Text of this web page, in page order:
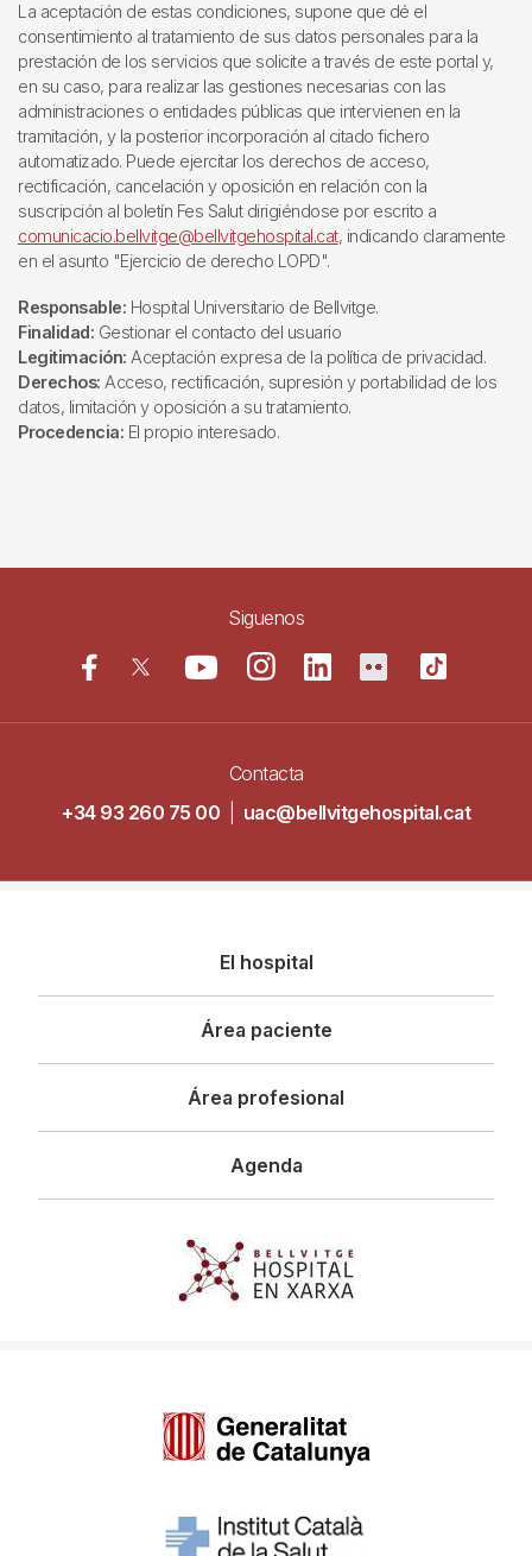
La aceptación de estas condiciones, supone que dé el
consentimiento al tratamiento de sus datos personales para la
prestación de los servicios que solicite a través de este portal y,
en su caso, para realizar las gestiones necesarias con las
administraciones o entidades públicas que intervienen en la
tramitación, y la posterior incorporación al citado fichero
automatizado. Puede ejercitar los derechos de acceso,
rectificación, cancelación y oposición en relación con la
suscripción al boletín Fes Salut dirigiéndose por escrito a
comunicacio.bellvitge@bellvitgehospital.cat, indicando claramente
en el asunto "Ejercicio de derecho LOPD".
Responsable: Hospital Universitario de Bellvitge.
Finalidad: Gestionar el contacto del usuario
Legitimación: Aceptación expresa de la política de privacidad.
Derechos: Acceso, rectificación, supresión y portabilidad de los
datos, limitación y oposición a su tratamiento.
Procedencia: El propio interesado.
Siguenos
Contacta
+34 93 260 75 00
uac@bellvitgehospital.cat
principal
El hospital
Área paciente
Área profesional
Agenda